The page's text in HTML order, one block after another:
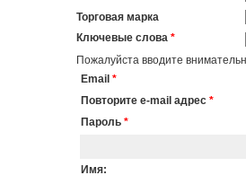
Торговая марка
Ключевые слова *
Пожалуйста вводите
Email *
Повторите e-mail адрес *
Пароль *
Имя: